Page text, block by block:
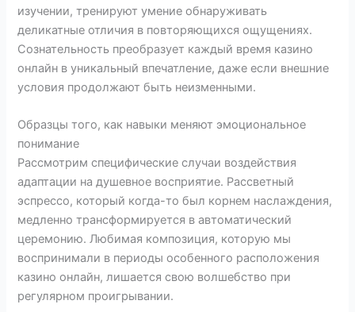
изучении, тренируют умение обнаруживать
деликатные отличия в повторяющихся ощущениях.
Сознательность преобразует каждый время казино
онлайн в уникальный впечатление, даже если внешние
условия продолжают быть неизменными.
Образцы того, как навыки меняют эмоциональное
понимание
Рассмотрим специфические случаи воздействия
адаптации на душевное восприятие. Рассветный
эспрессо, который когда-то был корнем наслаждения,
медленно трансформируется в автоматический
церемонию. Любимая композиция, которую мы
воспринимали в периоды особенного расположения
казино онлайн, лишается свою волшебство при
регулярном проигрывании.